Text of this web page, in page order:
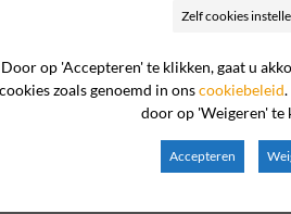
Zelf cookies
Door op 'Accepteren' te klikken, gaat u
cookies zoals genoemd in onscookiebeleid
door op 'Weigeren' te
Accepteren